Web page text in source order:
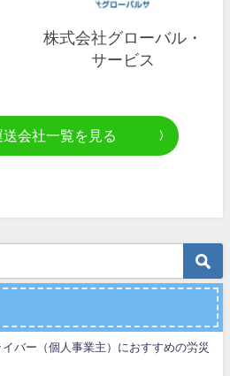
株式会社グローバル・
サービス
会社一覧を見る
バー（個人事業主）におすすめの労災